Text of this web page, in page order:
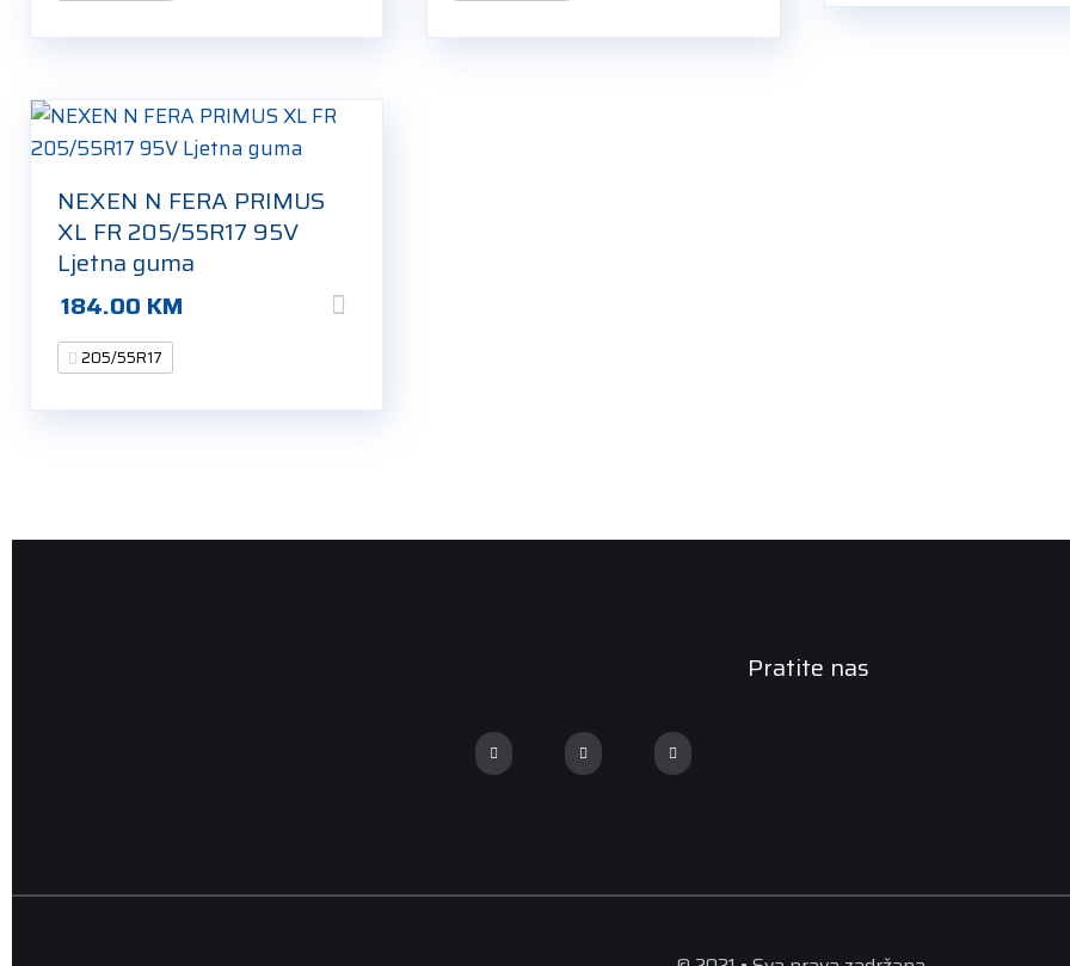
NEXEN N FERA PRIMUS
XL FR 205/55R17 95V
Ljetna guma
184.00 KM
205/55R17
Pratite nas